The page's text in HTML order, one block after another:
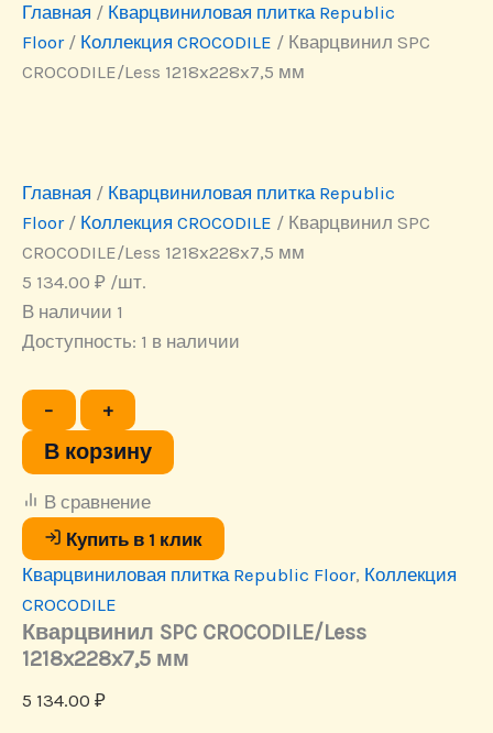
Главная / Кварцвиниловая плитка Republic
Floor/ Коллекция CROCODILE / Кварцвинил SPC
CROCODILE/Less 1218x228x7,5 мм
Главная / Кварцвиниловая плитка Republic
Floor/ Коллекция CROCODILE / Кварцвинил SPC
CROCODILE/Less 1218x228x7,5 мм
5 134.00 ₽ /шт.
В наличии 1
Доступность: 1 в наличии
−
Количество
товара
Кварцвинил
SPC
1218x228x7,5
+
В корзину
В сравнение
Купить в 1 клик
Кварцвиниловая плитка Republic Floor, Коллекция
CROCODILE
Кварцвинил SPC CROCODILE/Less
1218x228x7,5 мм
5 134.00 ₽